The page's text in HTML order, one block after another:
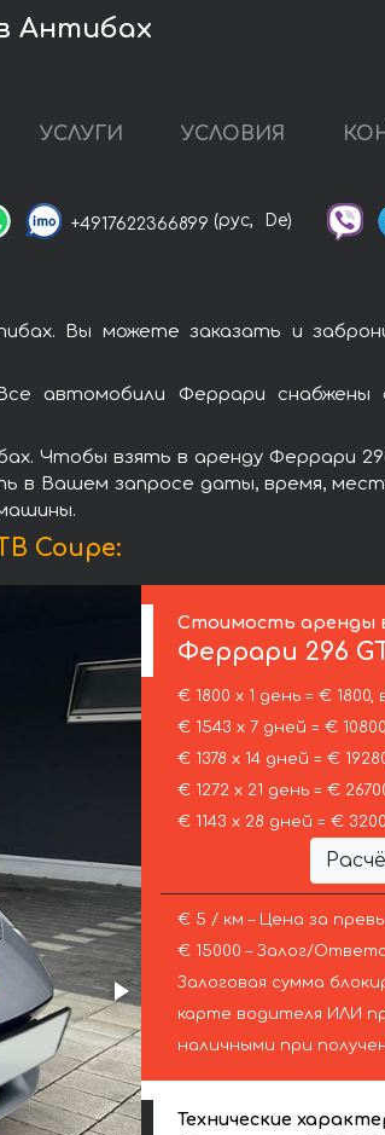
Антибах
УСЛУГИ УСЛОВИЯ
+4917622366899 (рус, De)
Вы можете заказать и
автомобили Феррари снабжены
Чтобы взять в аренду Феррари
в Вашем запросе даты, время,
Coupe:
Стоимость аренды
Феррари 296
€ 1800 х 1 день = €
€ 1543 х 7 дней = €
€ 1378 х 14 дней = €
€ 1272 х 21 день = €
€ 1143 х 28 дней = €
€ 5 / км – Цена за
€ 15000 – Залог/
Залоговая сумма
карте водителя ИЛИ
наличными при
Технические